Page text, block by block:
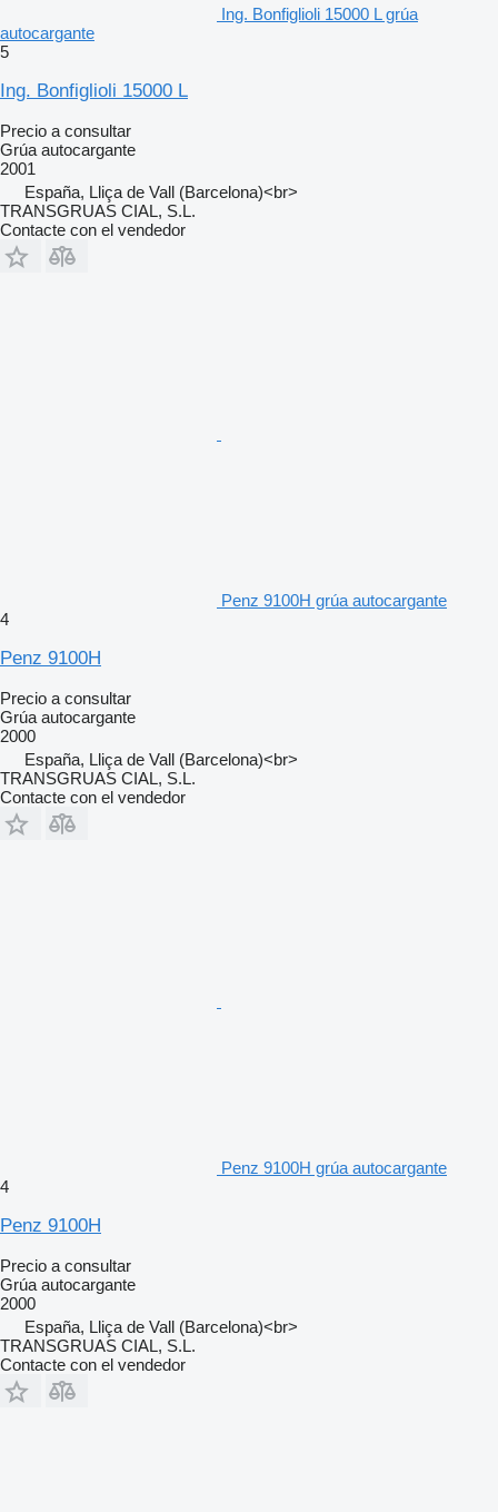
Ing. Bonfiglioli 15000 L grúa
autocargante
5
Ing. Bonfiglioli 15000 L
Precio a consultar
Grúa autocargante
2001
España, Lliça de Vall (Barcelona)<br>
TRANSGRUAS CIAL, S.L.
Contacte con el vendedor
Penz 9100H grúa autocargante
4
Penz 9100H
Precio a consultar
Grúa autocargante
2000
España, Lliça de Vall (Barcelona)<br>
TRANSGRUAS CIAL, S.L.
Contacte con el vendedor
Penz 9100H grúa autocargante
4
Penz 9100H
Precio a consultar
Grúa autocargante
2000
España, Lliça de Vall (Barcelona)<br>
TRANSGRUAS CIAL, S.L.
Contacte con el vendedor